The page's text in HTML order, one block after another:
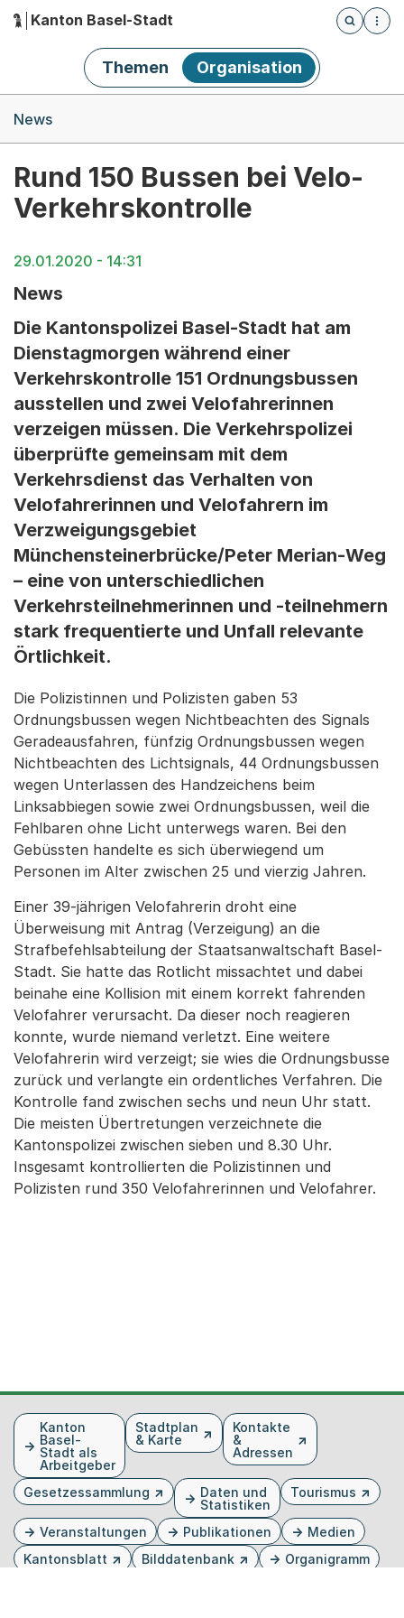
Hauptnavigation
Kanton Basel-Stadt
Öffnet
Themen Organisation
News
Rund 150 Bussen bei Velo-
Verkehrskontrolle
29.01.2020 - 14:31
News
Die Kantonspolizei Basel-Stadt hat am
Dienstagmorgen während einer
Verkehrskontrolle 151 Ordnungsbussen
ausstellen und zwei Velofahrerinnen
verzeigen müssen. Die Verkehrspolizei
überprüfte gemeinsam mit dem
Verkehrsdienst das Verhalten von
Velofahrerinnen und Velofahrern im
Verzweigungsgebiet
Münchensteinerbrücke/Peter Merian-Weg
– eine von unterschiedlichen
Verkehrsteilnehmerinnen und -teilnehmern
stark frequentierte und Unfall relevante
Örtlichkeit.
Die Polizistinnen und Polizisten gaben 53
Ordnungsbussen wegen Nichtbeachten des Signals
Geradeausfahren, fünfzig Ordnungsbussen wegen
Nichtbeachten des Lichtsignals, 44 Ordnungsbussen
wegen Unterlassen des Handzeichens beim
Linksabbiegen sowie zwei Ordnungsbussen, weil die
Fehlbaren ohne Licht unterwegs waren. Bei den
Gebüssten handelte es sich überwiegend um
Personen im Alter zwischen 25 und vierzig Jahren.
Einer 39-jährigen Velofahrerin droht eine
Überweisung mit Antrag (Verzeigung) an die
Strafbefehlsabteilung der Staatsanwaltschaft Basel-
Stadt. Sie hatte das Rotlicht missachtet und dabei
beinahe eine Kollision mit einem korrekt fahrenden
Velofahrer verursacht. Da dieser noch reagieren
konnte, wurde niemand verletzt. Eine weitere
Velofahrerin wird verzeigt; sie wies die Ordnungsbusse
zurück und verlangte ein ordentliches Verfahren. Die
Kontrolle fand zwischen sechs und neun Uhr statt.
Die meisten Übertretungen verzeichnete die
Kantonspolizei zwischen sieben und 8.30 Uhr.
Insgesamt kontrollierten die Polizistinnen und
Polizisten rund 350 Velofahrerinnen und Velofahrer.
FusszeileKanton
Basel-
Stadt als
Arbeitgeber
Stadtplan
& Karte
Kontakte
&
Adressen
Gesetzessammlung
Daten und
Statistiken
Tourismus
Veranstaltungen Publikationen
Medien
Kantonsblatt
Bilddatenbank
Organigramm